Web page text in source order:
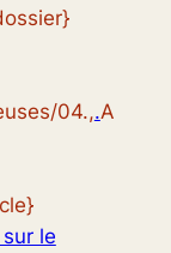
04.,.A
le